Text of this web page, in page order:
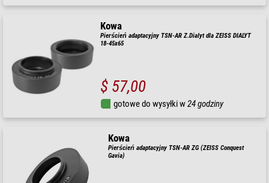
Kowa
Pierścień adaptacyjny TSN-AR Z.Dialyt dla ZEISS DIALYT
18-45x65
$ 57,00
gotowe do wysyłki w24 godziny
Kowa
Pierścień adaptacyjny TSN-AR ZG (ZEISS Conquest
Gavia)